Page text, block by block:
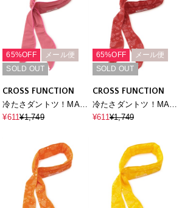
65%OFF
メール便
SOLD OUT
CROSS FUNCTION
冷たさダントツ！MAGI
COOL マジクール 冷感
¥611¥1,749
65%OFF
メール便
SOLD OUT
CROSS FUNCTION
冷たさダントツ！MAGI
COOL マジクール 冷感
¥611¥1,749